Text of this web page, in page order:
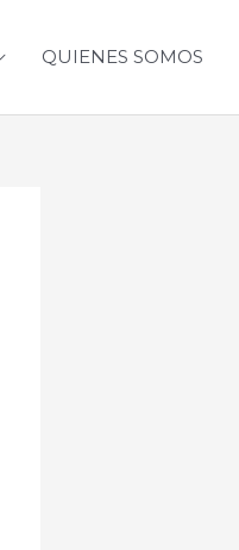
QUIENES SOMOS